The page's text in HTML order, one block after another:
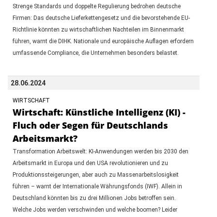
Strenge Standards und doppelte Regulierung bedrohen deutsche
Firmen: Das deutsche Lieferkettengesetz und die bevorstehende EU-
Richtlinie könnten zu wirtschaftlichen Nachteilen im Binnenmarkt
führen, warnt die DIHK. Nationale und europäische Auflagen erfordern
umfassende Compliance, die Unternehmen besonders belastet.
28.06.2024
WIRTSCHAFT
Wirtschaft: Künstliche Intelligenz (KI) -
Fluch oder Segen für Deutschlands
Arbeitsmarkt?
Transformation Arbeitswelt: KI-Anwendungen werden bis 2030 den
Arbeitsmarkt in Europa und den USA revolutionieren und zu
Produktionssteigerungen, aber auch zu Massenarbeitslosigkeit
führen – warnt der Internationale Währungsfonds (IWF). Allein in
Deutschland könnten bis zu drei Millionen Jobs betroffen sein.
Welche Jobs werden verschwinden und welche boomen? Leider